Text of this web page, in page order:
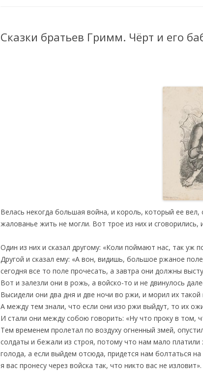
Сказки братьев Гримм. Чёрт и его
Велась некогда большая война, и король, который ее
жалованье жить не могли. Вот трое из них и сговорились,
Один из них и сказал другому: «Коли поймают нас, так уж
Другой и сказал ему: «А вон, видишь, большое ржаное
сегодня все то поле прочесать, а завтра они должны
Вот и залезли они в рожь, а войско-то и не двинулось
Высидели они два дня и две ночи во ржи, и морил их такой
А между тем знали, что если они изо ржи выйдут, то их
И стали они между собою говорить: «Ну что проку в том,
Тем временем пролетал по воздуху огненный змей,
солдаты и бежали из строя, потому что нам мало
голода, а если выйдем отсюда, придется нам болтаться
я вас пронесу через войска так, что никто вас не